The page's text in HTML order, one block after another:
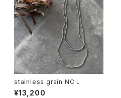
stainless grain NC L
¥13,200